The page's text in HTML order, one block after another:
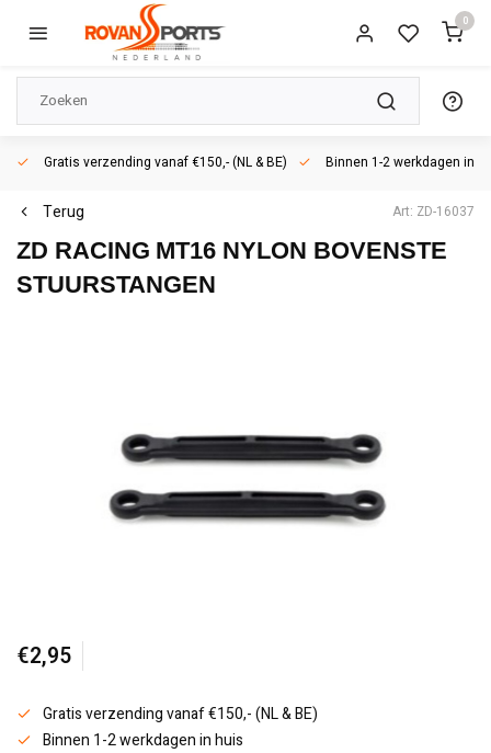
0
Gratis verzending vanaf €150,- (NL & BE) Binnen 1-2 werkdagen in
Terug Art: ZD-16037
ZD RACING MT16 NYLON BOVENSTE
STUURSTANGEN
€2,95
Gratis verzending vanaf €150,- (NL & BE)
Binnen 1-2 werkdagen in huis